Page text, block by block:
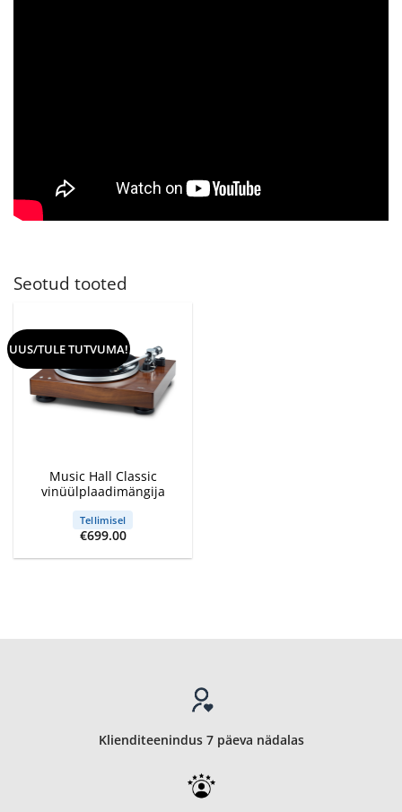
Seotud tooted
UUS/TULE TUTVUMA!
Music Hall Classic
vinüülplaadimängija
Tellimisel
€699.00
Klienditeenindus 7 päeva nädalas